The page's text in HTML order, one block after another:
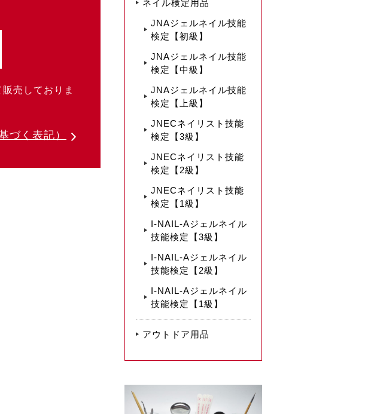
売しておりま
づく表記）
ネイル検定用品
JNAジェルネイル技能
検定【初級】
JNAジェルネイル技能
検定【中級】
JNAジェルネイル技能
検定【上級】
JNECネイリスト技能
検定【3級】
JNECネイリスト技能
検定【2級】
JNECネイリスト技能
検定【1級】
I-NAIL-Aジェルネイル
技能検定【3級】
I-NAIL-Aジェルネイル
技能検定【2級】
I-NAIL-Aジェルネイル
技能検定【1級】
アウトドア用品